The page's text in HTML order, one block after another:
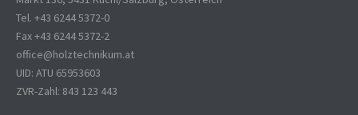
Tel. +43 6244 5372-0
Fax +43 6244 5372-2
office@holztechnikum.at
UID: ATU 65953603
ZVR-Zahl: 843 123 443